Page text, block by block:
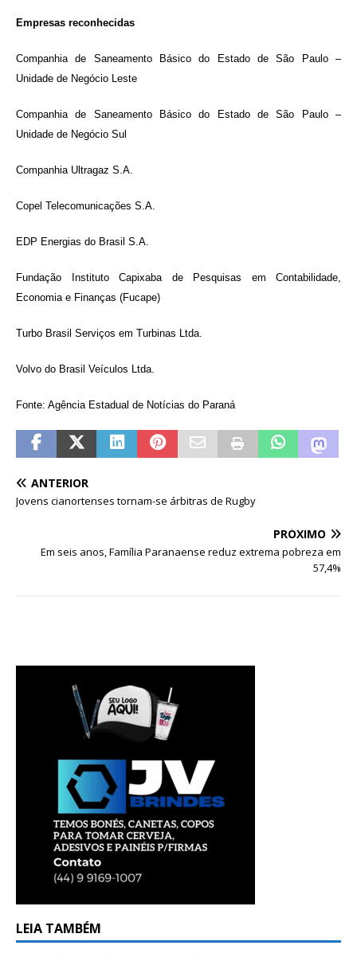
Empresas reconhecidas
Companhia de Saneamento Básico do Estado de São Paulo –
Unidade de Negócio Leste
Companhia de Saneamento Básico do Estado de São Paulo –
Unidade de Negócio Sul
Companhia Ultragaz S.A.
Copel Telecomunicações S.A.
EDP Energias do Brasil S.A.
Fundação Instituto Capixaba de Pesquisas em Contabilidade,
Economia e Finanças (Fucape)
Turbo Brasil Serviços em Turbinas Ltda.
Volvo do Brasil Veículos Ltda.
Fonte: Agência Estadual de Notícias do Paraná
ANTERIOR
Jovens cianortenses tornam-se árbitras de Rugby
PRÓXIMO
Em seis anos, Família Paranaense reduz extrema pobreza em
57,4%
LEIA TAMBÉM